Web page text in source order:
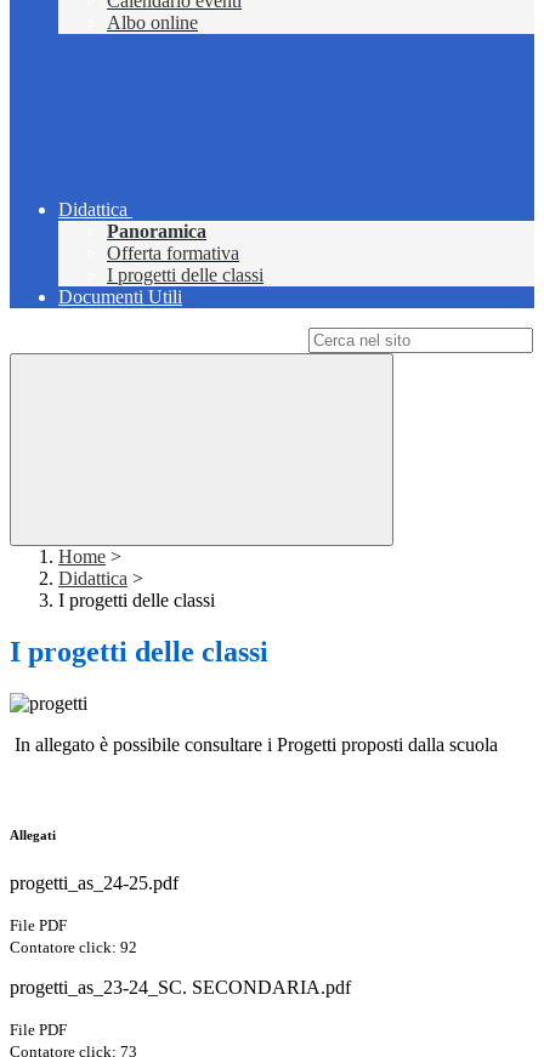
Albo online
Didattica
Panoramica
Offerta formativa
I progetti delle classi
Documenti Utili
Home >
Didattica >
I progetti delle classi
I progetti delle classi
In allegato è possibile consultare i Progetti proposti dalla scuola
Allegati
progetti_as_24-25.pdf
File PDF
Contatore click: 92
progetti_as_23-24_SC. SECONDARIA.pdf
File PDF
Contatore click: 73